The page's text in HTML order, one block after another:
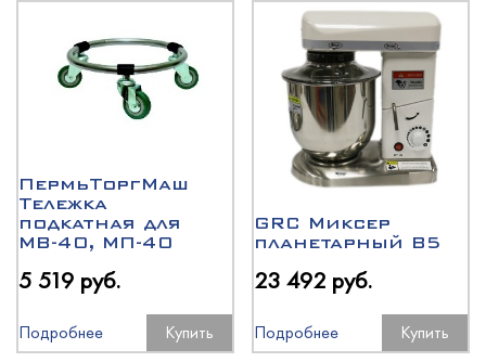
ПермьТоргМаш
Тележка
подкатная для
МВ-40, МП-40
5 519 руб.
Подробнее Купить
GRC Миксер
планетарный B5
23 492 руб.
Подробнее Купить